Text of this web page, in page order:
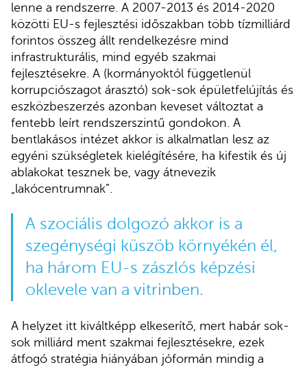
lenne a rendszerre. A 2007-2013 és 2014-2020
közötti EU-s fejlesztési időszakban több tízmilliárd
forintos összeg állt rendelkezésre mind
infrastrukturális, mind egyéb szakmai
fejlesztésekre. A (kormányoktól függetlenül
korrupciószagot árasztó) sok-sok épületfelújítás és
eszközbeszerzés azonban keveset változtat a
fentebb leírt rendszerszintű gondokon. A
bentlakásos intézet akkor is alkalmatlan lesz az
egyéni szükségletek kielégítésére, ha kifestik és új
ablakokat tesznek be, vagy átnevezik
„lakócentrumnak”.
A szociális dolgozó akkor is a
szegénységi küszöb környékén él,
ha három EU-s zászlós képzési
oklevele van a vitrinben.
A helyzet itt kiváltképp elkeserítő, mert habár sok-
sok milliárd ment szakmai fejlesztésekre, ezek
átfogó stratégia hiányában jóformán mindig a